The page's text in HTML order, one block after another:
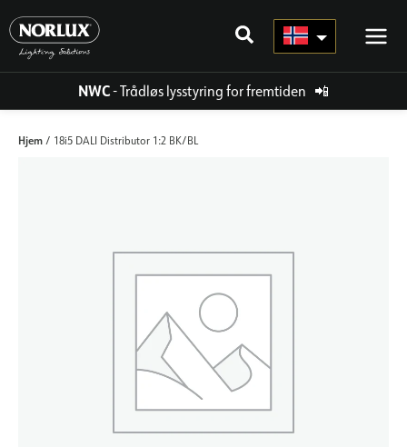
rett
innholdet
NWC- Trådløs lysstyring for fremtiden 📲
Hjem / 18i5 DALI Distributor 1:2 BK/BL